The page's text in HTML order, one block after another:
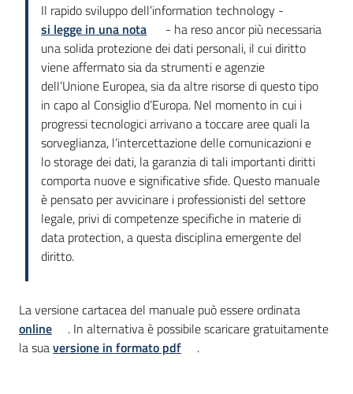
Il rapido sviluppo dell’information technology -
si legge in una nota
- ha reso ancor più necessaria
una solida protezione dei dati personali, il cui diritto
viene affermato sia da strumenti e agenzie
dell’Unione Europea, sia da altre risorse di questo tipo
in capo al Consiglio d’Europa. Nel momento in cui i
progressi tecnologici arrivano a toccare aree quali la
sorveglianza, l’intercettazione delle comunicazioni e
lo storage dei dati, la garanzia di tali importanti diritti
comporta nuove e significative sfide. Questo manuale
è pensato per avvicinare i professionisti del settore
legale, privi di competenze specifiche in materie di
data protection, a questa disciplina emergente del
diritto.
La versione cartacea del manuale può essere ordinata
online
. In alternativa è possibile scaricare gratuitamente
la suaversione in formato pdf .